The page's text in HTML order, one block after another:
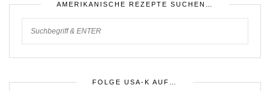
AMERIKANISCHE REZEPTE SUCHEN…
FOLGE USA-K AUF…